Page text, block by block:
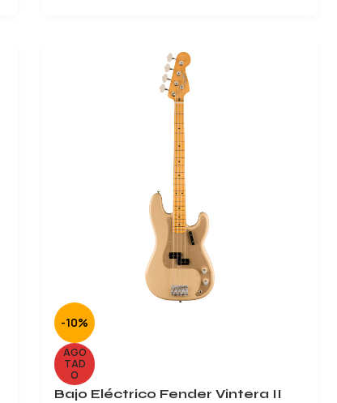
-10%
AGO
TAD
O
Bajo Eléctrico Fender Vintera II